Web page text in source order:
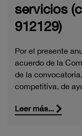
servicios
912129)
Por el presente
acuerdo de la
de la
competitiva, de
Leer más...